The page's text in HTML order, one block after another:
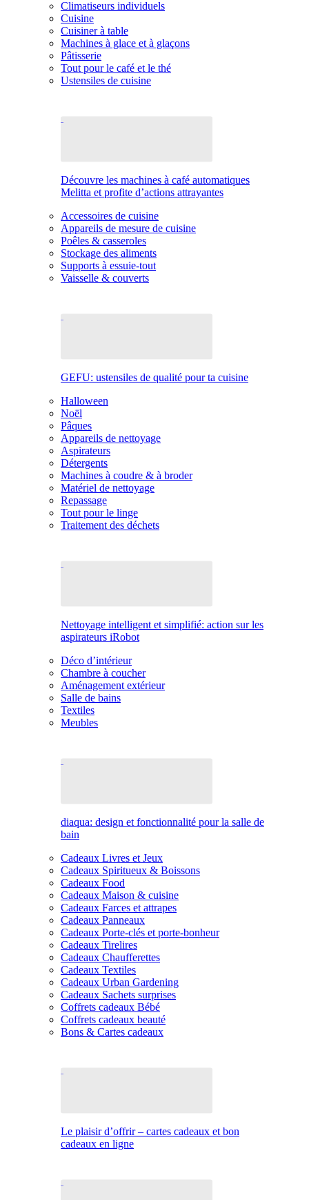
Climatiseurs individuels
Cuisine
Cuisiner à table
Machines à glace et à glaçons
Pâtisserie
Tout pour le café et le thé
Ustensiles de cuisine
Découvre les machines à café automatiques
Melitta et profite d’actions attrayantes
Accessoires de cuisine
Appareils de mesure de cuisine
Poêles & casseroles
Stockage des aliments
Supports à essuie-tout
Vaisselle & couverts
GEFU: ustensiles de qualité pour ta cuisine
Halloween
Noël
Pâques
Appareils de nettoyage
Aspirateurs
Détergents
Machines à coudre & à broder
Matériel de nettoyage
Repassage
Tout pour le linge
Traitement des déchets
Nettoyage intelligent et simplifié: action sur les
aspirateurs iRobot
Déco d’intérieur
Chambre à coucher
Aménagement extérieur
Salle de bains
Textiles
Meubles
diaqua: design et fonctionnalité pour la salle de
bain
Cadeaux Livres et Jeux
Cadeaux Spiritueux & Boissons
Cadeaux Food
Cadeaux Maison & cuisine
Cadeaux Farces et attrapes
Cadeaux Panneaux
Cadeaux Porte-clés et porte-bonheur
Cadeaux Tirelires
Cadeaux Chaufferettes
Cadeaux Textiles
Cadeaux Urban Gardening
Cadeaux Sachets surprises
Coffrets cadeaux Bébé
Coffrets cadeaux beauté
Bons & Cartes cadeaux
Le plaisir d’offrir – cartes cadeaux et bon
cadeaux en ligne